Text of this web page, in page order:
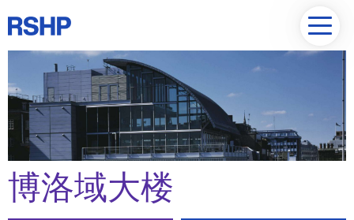
博洛域大楼